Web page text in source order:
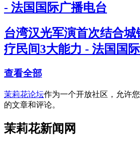
- 法国国际广播电台
台湾汉光军演首次结合
疗民间3大能力 - 法国国
查看全部
茉莉花论坛作为一个开放社区，允许
的文章和评论。
茉莉花新闻网